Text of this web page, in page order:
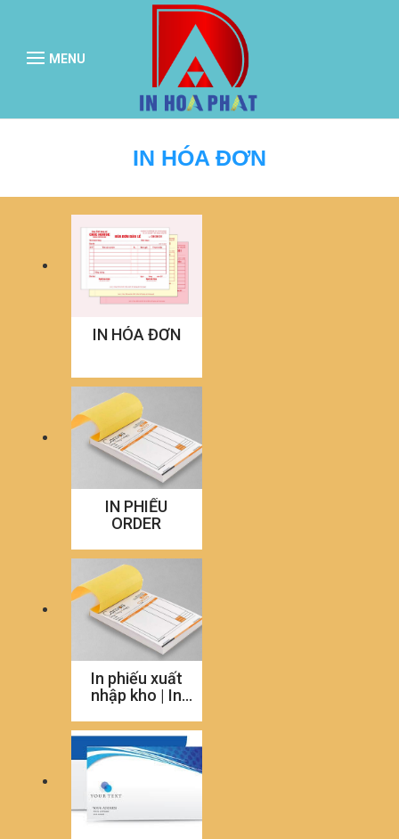
MENU
IN HÓA ĐƠN
IN HÓA ĐƠN
IN PHIẾU
ORDER
In phiếu xuất
nhập kho | In
nhập kho
nhanh nhất